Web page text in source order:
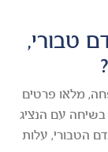
טבורי,
מלאו פרטים
עם הנציג
הטבורי, עלות